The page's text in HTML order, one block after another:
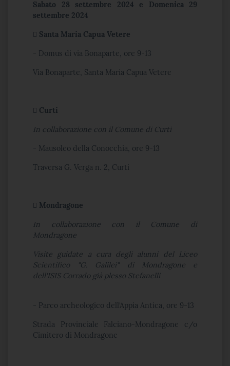
Sabato 28 settembre 2024 e Domenica 29
settembre 2024
 Santa Maria Capua Vetere
- Domus di via Bonaparte, ore 9-13
Via Bonaparte, Santa Maria Capua Vetere
 Curti
In collaborazione con il Comune di Curti
- Mausoleo della Conocchia, ore 9-13
Traversa G. Verga n. 2, Curti
 Mondragone
In collaborazione con il Comune di
Mondragone
Visite guidate a cura degli alunni del Liceo
Scientifico "G. Galilei" di Mondragone
e
dell'ISIS Corrado già plesso Stefanelli
- Parco archeologico dell’Appia Antica, ore 9-13
Strada Provinciale Falciano-Mondragone c/o
Cimitero di Mondragone